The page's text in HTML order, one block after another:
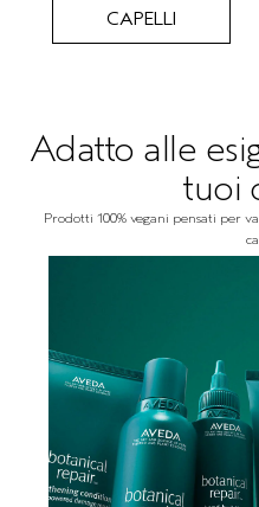
CAPELLI
Adatto alle
tuoi
Prodotti 100% vegani pensati per